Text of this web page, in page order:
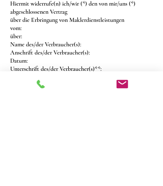
Hiermit widerrufe(n) ich/wir (*) den von mir/uns (*)
abgeschlossenen Vertrag
über die Erbringung von Maklerdienstleistungen
vom:
über:
Name des/der Verbraucher(s):
Anschrift des/der Verbraucher(s):
Datum:
Unterschrift des/der Verbraucher(s)**:
(*)Unzutreffendes streichen